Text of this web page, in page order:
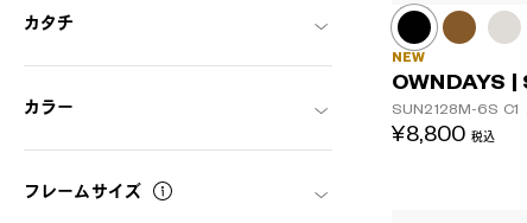
カタチ
カラー
フレームサイズ
NEW
OWNDAYS |
SUN2128M-6S C1
¥8,800 税込